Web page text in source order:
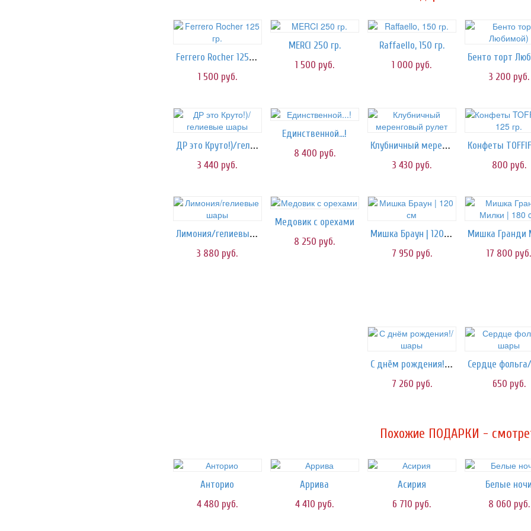
Ferrero Rocher 125 гр.
1 500 руб.
MERCI 250 гр.
1 500 руб.
Raffaello, 150 гр.
1 000 руб.
3 200 руб.
ДР это Круто!)/гелиевые шары
3 440 руб.
Единственной...!
8 400 руб.
Клубничный меренговый рулет
3 430 руб. 800 руб.
Лимония/гелиевые шары
3 880 руб.
Медовик с орехами
8 250 руб.
Мишка Браун | 120 см
7 950 руб. 17 800 руб.
С днём рождения!/шары
7 260 руб. 650 руб.
Похожие ПОДАРКИ -
Анторио
4 480 руб.
Аррива
4 410 руб.
Асирия
6 710 руб.
Белые
8 060 руб.